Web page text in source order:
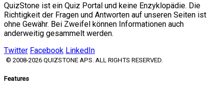
QuizStone ist ein Quiz Portal und keine Enzyklopädie. Die
Richtigkeit der Fragen und Antworten auf unseren Seiten ist
ohne Gewähr. Bei Zweifel können Informationen auch
anderweitig gesammelt werden.
Twitter Facebook LinkedIn
© 2008-2026 QUIZSTONE APS. ALL RIGHTS RESERVED.
Features